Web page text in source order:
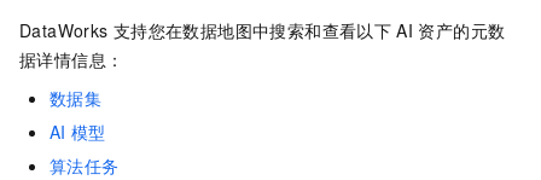
DataWorks 支持您在数据地图中搜索和查看以下 AI 资产的元数
据详情信息：
数据集
AI 模型
算法任务